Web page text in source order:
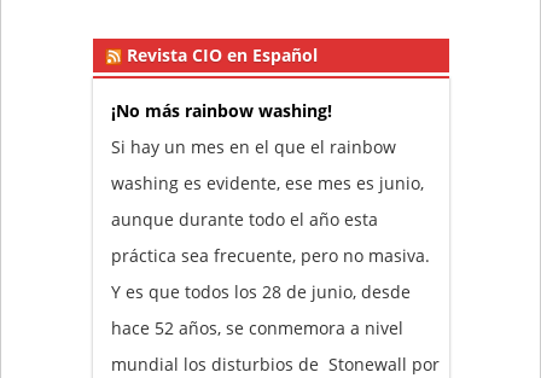
Revista CIO en Español
¡No más rainbow washing!
Si hay un mes en el que el rainbow
washing es evidente, ese mes es junio,
aunque durante todo el año esta
práctica sea frecuente, pero no masiva.
Y es que todos los 28 de junio, desde
hace 52 años, se conmemora a nivel
mundial los disturbios de Stonewall por